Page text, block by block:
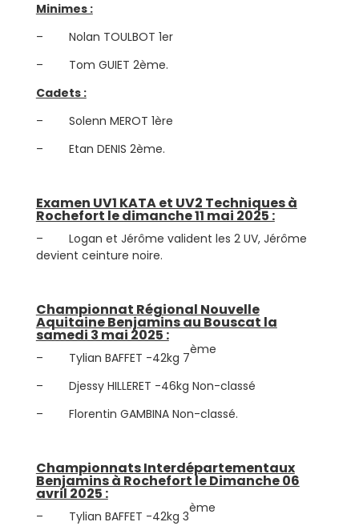
Minimes :
– Nolan TOULBOT 1er
– Tom GUIET 2ème.
Cadets :
– Solenn MEROT 1ère
– Etan DENIS 2ème.
Examen UV1 KATA et UV2 Techniques à
Rochefort le dimanche 11 mai 2025 :
– Logan et Jérôme valident les 2 UV, Jérôme
devient ceinture noire.
Championnat Régional Nouvelle
Aquitaine Benjamins au Bouscat la
samedi 3 mai 2025 :
– Tylian BAFFET -42kg 7
ème
– Djessy HILLERET -46kg Non-classé
– Florentin GAMBINA Non-classé.
Championnats Interdépartementaux
Benjamins à Rochefort le Dimanche 06
avril 2025 :
– Tylian BAFFET -42kg 3
ème